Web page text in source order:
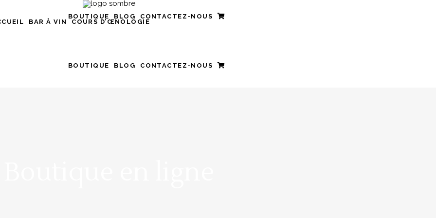
BAR À VIN COURS D’ŒNOLOGIE
BOUTIQUE BLOG CONTACTEZ-NOUS
BOUTIQUE BLOG CONTACTEZ-NOUS